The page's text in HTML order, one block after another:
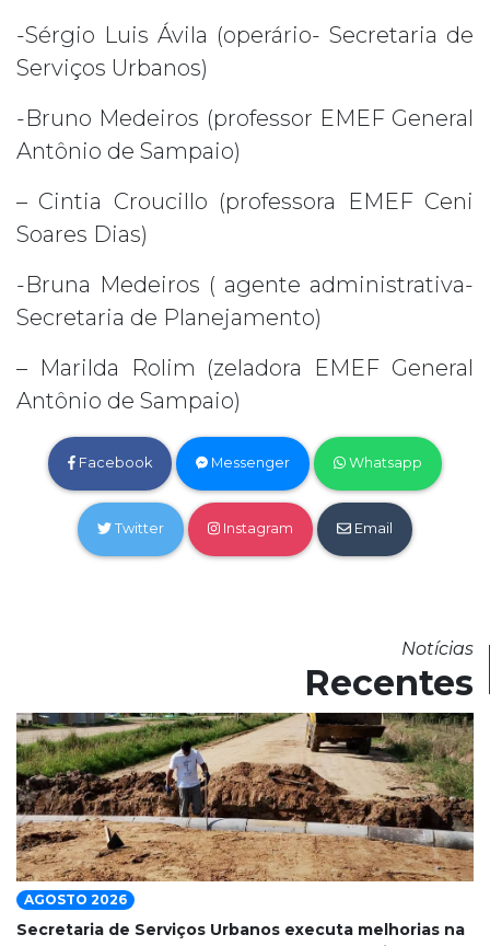
-Sérgio Luis Ávila (operário- Secretaria de
Serviços Urbanos)
-Bruno Medeiros (professor EMEF General
Antônio de Sampaio)
– Cintia Croucillo (professora EMEF Ceni
Soares Dias)
-Bruna Medeiros ( agente administrativa-
Secretaria de Planejamento)
– Marilda Rolim (zeladora EMEF General
Antônio de Sampaio)
Facebook Messenger Whatsapp
Twitter Instagram Email
Notícias
Recentes
AGOSTO 2026
Secretaria de Serviços Urbanos executa melhorias na